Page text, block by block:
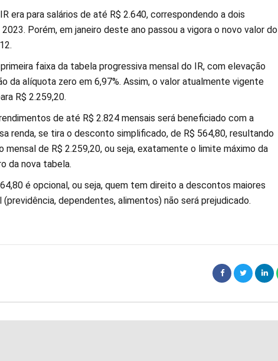
era para salários de até R$ 2.640, correspondendo a dois
Porém, em janeiro deste ano passou a vigora o novo valor do
faixa da tabela progressiva mensal do IR, com elevação
da alíquota zero em 6,97%. Assim, o valor atualmente vigente
R$ 2.259,20.
de até R$ 2.824 mensais será beneficiado com a
renda, se tira o desconto simplificado, de R$ 564,80, resultando
mensal de R$ 2.259,20, ou seja, exatamente o limite máximo da
da nova tabela.
é opcional, ou seja, quem tem direito a descontos maiores
dependentes, alimentos) não será prejudicado.